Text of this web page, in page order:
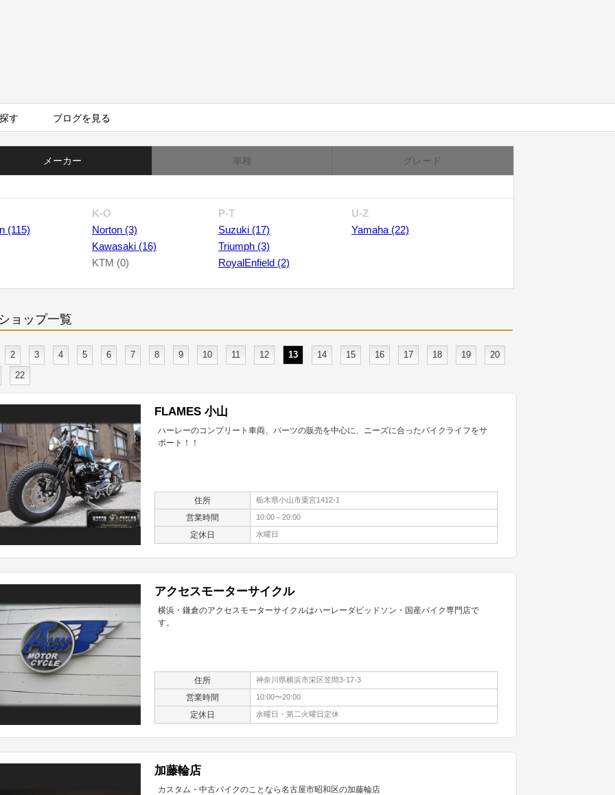
す ブログを見る
メーカー 車種 グレード
(115)
K-O
Norton (3)
Kawasaki (16)
KTM (0)
P-T
Suzuki (17)
Triumph (3)
RoyalEnfield (2)
U-Z
Yamaha (22)
ショップ一覧
2 3 4 5 6 7 8 9 10 11 12 13 14 15 16 17 18 19
20
22
FLAMES 小山
ハーレーのコンプリート車両、パーツの販売を中心に、ニーズに合ったバイクライフをサ
ポート！！
住所 栃木県小山市粟宮1412-1
営業時間 10:00～20:00
定休日 水曜日
アクセスモーターサイクル
横浜・鎌倉のアクセスモーターサイクルはハーレーダビッドソン・国産バイク専門店で
す。
住所 神奈川県横浜市栄区笠間3-17-3
営業時間 10:00〜20:00
定休日 水曜日・第二火曜日定休
加藤輪店
カスタム・中古バイクのことなら名古屋市昭和区の加藤輪店